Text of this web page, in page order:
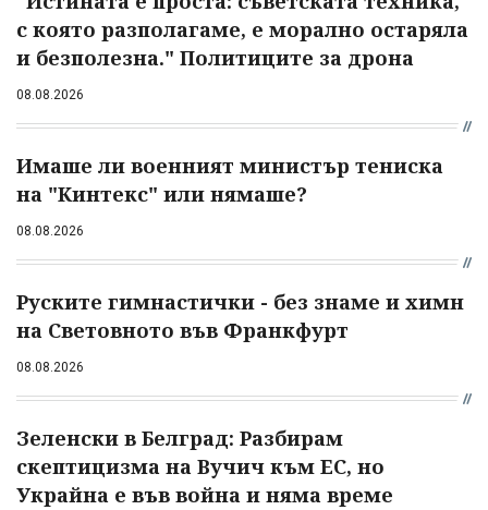
с която разполагаме, е морално остаряла
и безполезна." Политиците за дрона
08.08.2026
Имаше ли военният министър тениска
на "Кинтекс" или нямаше?
08.08.2026
Руските гимнастички - без знаме и химн
на Световното във Франкфурт
08.08.2026
Зеленски в Белград: Разбирам
скептицизма на Вучич към ЕС, но
Украйна е във война и няма време